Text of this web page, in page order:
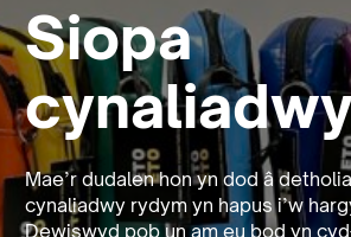
Siopa
Mae’r dudalen hon yn dod â
cynaliadwy rydym yn hapus i’w
Dewiswyd pob un am eu bod yn
Amdanom ni
Newyddion
Dilynwch ni